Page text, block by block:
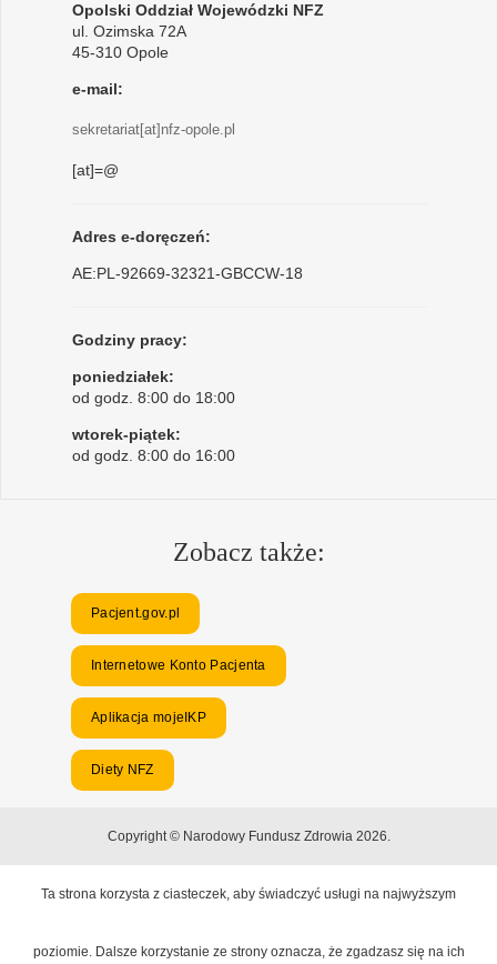
Opolski Oddział Wojewódzki NFZ
ul. Ozimska 72A
45-310 Opole
e-mail:
sekretariat[at]nfz-opole.pl
[at]=@
Adres e-doręczeń:
AE:PL-92669-32321-GBCCW-18
Godziny pracy:
poniedziałek:
od godz. 8:00 do 18:00
wtorek-piątek:
od godz. 8:00 do 16:00
Zobacz także:
Pacjent.gov.pl
Internetowe Konto Pacjenta
Aplikacja mojeIKP
Diety NFZ
Copyright © Narodowy Fundusz Zdrowia 2026.
Ta strona korzysta z ciasteczek, aby świadczyć usługi na najwyższym
poziomie. Dalsze korzystanie ze strony oznacza, że zgadzasz się na ich